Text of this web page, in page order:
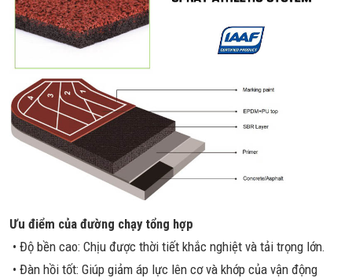
Ưu điểm của đường chạy tổng hợp
• Độ bền cao: Chịu được thời tiết khắc nghiệt và tải trọng lớn.
• Đàn hồi tốt: Giúp giảm áp lực lên cơ và khớp của vận động